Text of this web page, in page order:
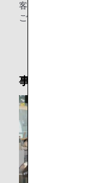
客ターミナルに電動
ご搭乗日当日、カウ
事前改札サービス